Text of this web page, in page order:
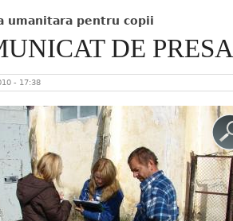
umanitara pentru copii
DE PRESA
- 17:38